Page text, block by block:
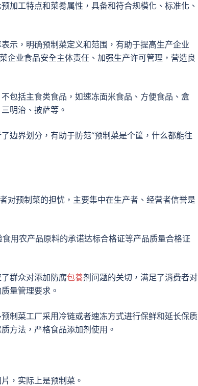
加工特点和菜肴属性，具备和符合规模化、标准化、
示，明确预制菜定义和范围，有助于提高生产企业
企业食品安全主体责任、加强生产许可管理，营造良
包括主食类食品，如速冻面米食品、方便食品、盒
三明治、披萨等。
边界划分，有助于防范“预制菜是个筐，什么都能往
对预制菜的担忧，主要集中在生产者、经营者信誉是
用农产品原料的承诺达标合格证等产品质量合格证
群众对添加防腐包養剂问题的关切，满足了消费者对
量管理要求。
制菜工厂采用冷链或者速冻方式进行保鲜和延长保质
方法，严格食品添加剂使用。
，实际上是预制菜。